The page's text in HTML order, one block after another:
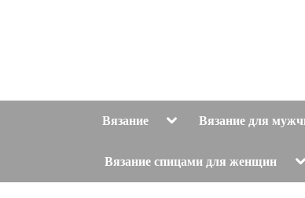
Вязание ToggleВязание для
Вязание спицами для женщин